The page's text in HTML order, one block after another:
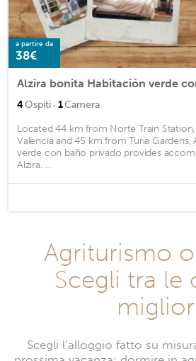
a partire da
38€
Alzira bonita Habitación verde
4Ospiti · 1Camera
Located 44 km from Norte Train
Valencia and 45 km from Turia
verde con baño privado provides
Alzira. ...
Agriturismo
Scegli tra le
Scegli l’alloggio fatto su